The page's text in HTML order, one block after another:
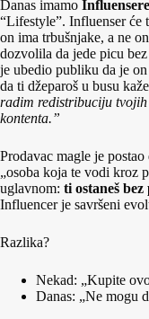
Danas imamo Influensere
“Lifestyle”. Influenser će
on ima trbušnjake, a ne
dozvolila da jede picu
je ubedio publiku da je
da ti džeparoš u busu
radim redistribuciju
kontenta.”
Prodavac magle je
„osoba koja te vodi kroz
uglavnom: ti ostaneš
Influencer je savršeni
Razlika?
Nekad: „Kupite
Danas: „Ne mogu